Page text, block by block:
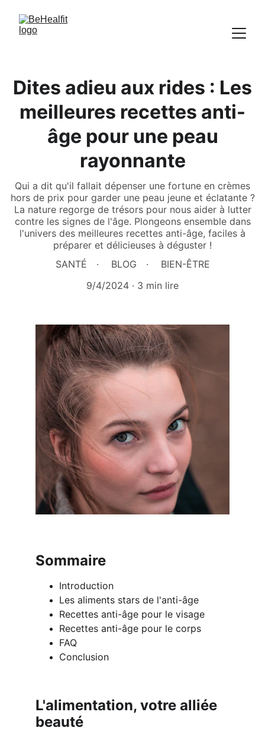
Dites adieu aux rides : Les
meilleures recettes anti-
âge pour une peau
rayonnante
Qui a dit qu'il fallait dépenser une fortune en crèmes
hors de prix pour garder une peau jeune et éclatante ?
La nature regorge de trésors pour nous aider à lutter
contre les signes de l'âge. Plongeons ensemble dans
l'univers des meilleures recettes anti-âge, faciles à
préparer et délicieuses à déguster !
SANTÉ
BLOG
BIEN-ÊTRE
9/4/2024
3 min lire
Sommaire
Introduction
Les aliments stars de l'anti-âge
Recettes anti-âge pour le visage
Recettes anti-âge pour le corps
FAQ
Conclusion
L'alimentation, votre alliée
beauté